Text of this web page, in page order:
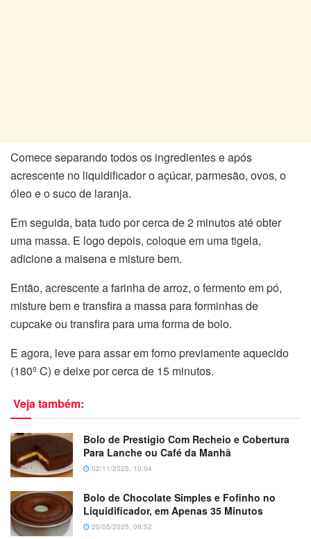
Comece separando todos os ingredientes e após
acrescente no liquidificador o açúcar, parmesão, ovos, o
óleo e o suco de laranja.
Em seguida, bata tudo por cerca de 2 minutos até obter
uma massa. E logo depois, coloque em uma tigela,
adicione a maisena e misture bem.
Então, acrescente a farinha de arroz, o fermento em pó,
misture bem e transfira a massa para forminhas de
cupcake ou transfira para uma forma de bolo.
E agora, leve para assar em forno previamente aquecido
(180º C) e deixe por cerca de 15 minutos.
Veja também:
Bolo de Prestigio Com Recheio e Cobertura
Para Lanche ou Café da Manhã
02/11/2025, 10:04
Bolo de Chocolate Simples e Fofinho no
Liquidificador, em Apenas 35 Minutos
20/05/2025, 09:52